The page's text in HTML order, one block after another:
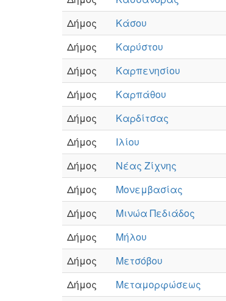
Δήμος
Κάσου
Δήμος
Καρύστου
Δήμος
Καρπενησίου
Δήμος
Καρπάθου
Δήμος
Καρδίτσας
Δήμος
Ιλίου
Δήμος
Νέας Ζίχνης
Δήμος
Μονεμβασίας
Δήμος
Μινώα Πεδιάδος
Δήμος
Μήλου
Δήμος
Μετσόβου
Δήμος
Μεταμορφώσεως